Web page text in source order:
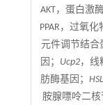
AKT，蛋白激
PPAR，过氧
元件调节结合
因； Ucp2，线
肪酶基因； HSL
胺腺嘌呤二核